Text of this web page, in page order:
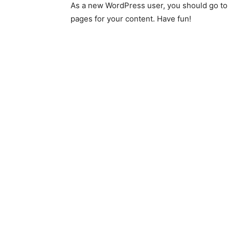
As a new WordPress user, you should go to
pages for your content. Have fun!